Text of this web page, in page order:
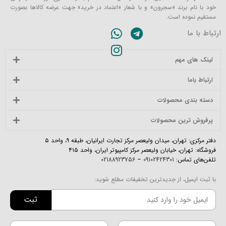
خود با نام برند «سجرون» و با شعار «اعتماد در خرید» جهت عرضه کالاها بصورت
مستقیم نموده است.
ارتباط با ما
لینک های مهم
ارتباط باما
دسته بندی محصولات
پرفروش ترین محصولات
دفتر مرکزی: تهران، میدان ولیعصر مرکز تجارت ایرانیان، طبقه ۹، واحد ۵
فروشگاه: تهران، خیابان ولیعصر مرکز کامپیوتر ایران، واحد ۴۱۵
تلفن‌های تماس: 09102424301
–
02188923756
با ثبت ایمیل، از جدیدترین تخفیفات مطلع شوید:
ثبت